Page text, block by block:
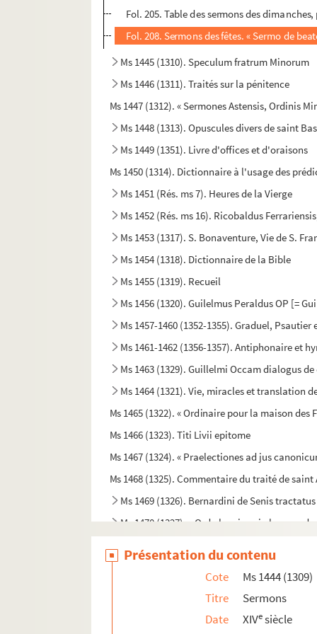
Fol. 205. Table des sermons des
Fol. 208. Sermons des fêtes. « Sermo de
Ms 1445 (1310). Speculum fratrum Minorum
Ms 1446 (1311). Traités sur la pénitence
Ms 1447 (1312). « Sermones Astensis, Ordinis
Ms 1448 (1313). Opuscules divers de saint
Ms 1449 (1351). Livre d'offices et d'oraisons
Ms 1450 (1314). Dictionnaire à l'usage des
Ms 1451 (Rés. ms 7). Heures de la Vierge
Ms 1452 (Rés. ms 16). Ricobaldus
Ms 1453 (1317). S. Bonaventure, Vie de S.
Ms 1454 (1318). Dictionnaire de la Bible
Ms 1455 (1319). Recueil
Ms 1456 (1320). Guilelmus Peraldus OP [=
Ms 1457-1460 (1352-1355). Graduel,
Ms 1461-1462 (1356-1357). Antiphonaire et
Ms 1463 (1329). Guillelmi Occam dialogus
Ms 1464 (1321). Vie, miracles et translation
Ms 1465 (1322). « Ordinaire pour la maison des
Ms 1466 (1323). Titi Livii epitome
Ms 1467 (1324). « Praelectiones ad jus
Ms 1468 (1325). Commentaire du traité de
Ms 1469 (1326). Bernardini de Senis
Ms 1470 (1327). « Ordo brevis qui
Ms 1472 (1330). « Liber cantoris
Présentation du contenu
Cote
Ms 1444 (1309)
Titre
Sermons
Date
XIVesiècle